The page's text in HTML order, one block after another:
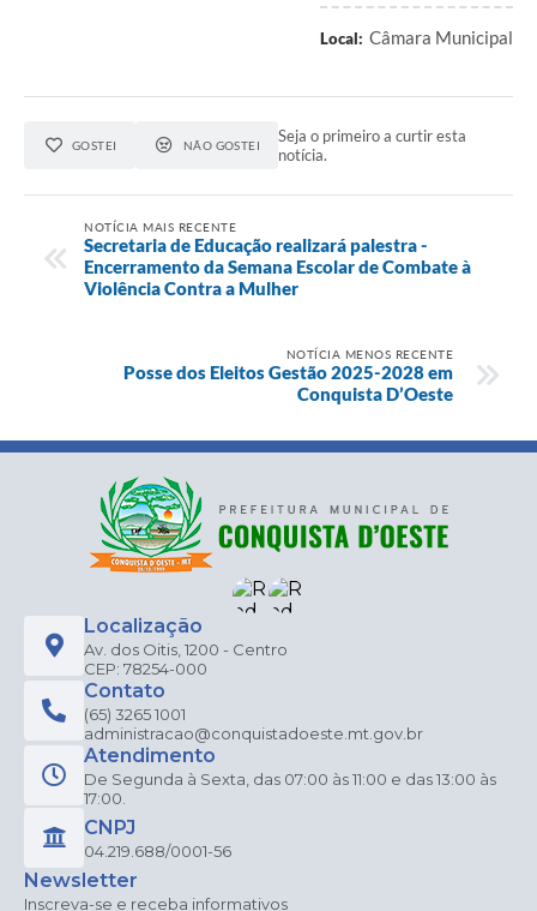
Local: Câmara Municipal
GOSTEI NÃO GOSTEI
Seja o primeiro a curtir esta
notícia.
NOTÍCIA MAIS RECENTE
Secretaria de Educação realizará palestra -
Encerramento da Semana Escolar de Combate à
Violência Contra a Mulher
NOTÍCIA MENOS RECENTE
Posse dos Eleitos Gestão 2025-2028 em
Conquista D’Oeste
Localização
Av. dos Oitis, 1200 - Centro
CEP: 78254-000
Contato
(65) 3265 1001
administracao@conquistadoeste.mt.gov.br
Atendimento
De Segunda à Sexta, das 07:00 às 11:00 e das 13:00 às
17:00.
CNPJ
04.219.688/0001-56
Newsletter
Inscreva-se e receba informativos